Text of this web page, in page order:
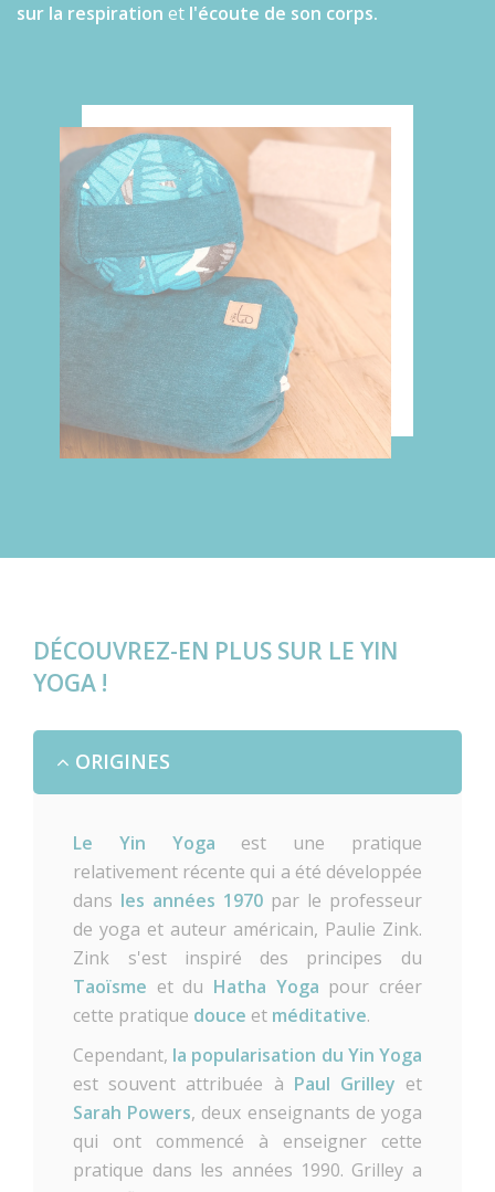
sur la respiration et l'écoute de son corps.
DÉCOUVREZ-EN PLUS SUR LE YIN
YOGA !
ORIGINES
Le Yin Yoga est une pratique
relativement récente qui a été développée
dans les années 1970 par le professeur
de yoga et auteur américain, Paulie Zink.
Zink s'est inspiré des principes du
Taoïsme et du Hatha Yoga pour créer
cette pratique douce et méditative.
Cependant, la popularisation du Yin Yoga
est souvent attribuée à Paul Grilley et
Sarah Powers, deux enseignants de yoga
qui ont commencé à enseigner cette
pratique dans les années 1990. Grilley a